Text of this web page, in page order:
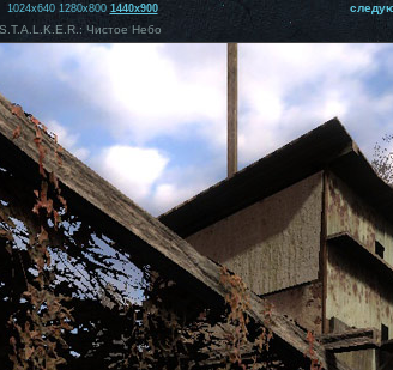
1024x640 1280x800 1440x900
S.T.A.L.K.E.R.: Чистое Небо